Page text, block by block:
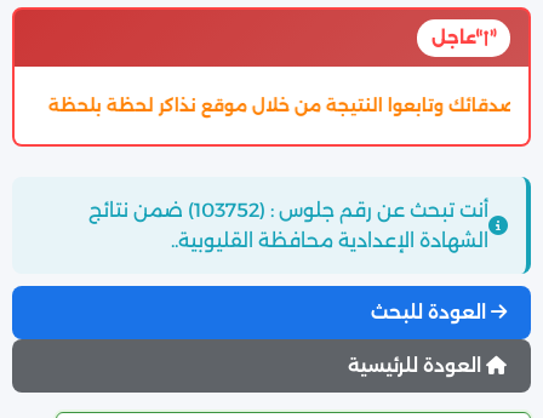
عاجل
خلال موقع نذاكر لحظة بلحظة تم اعتماد تنسيق الالتحاق
أنت تبحث عن رقم جلوس : (103752) ضمن نتائج
الشهادة الإعدادية محافظة القليوبية..
العودة للبحث
العودة للرئيسية